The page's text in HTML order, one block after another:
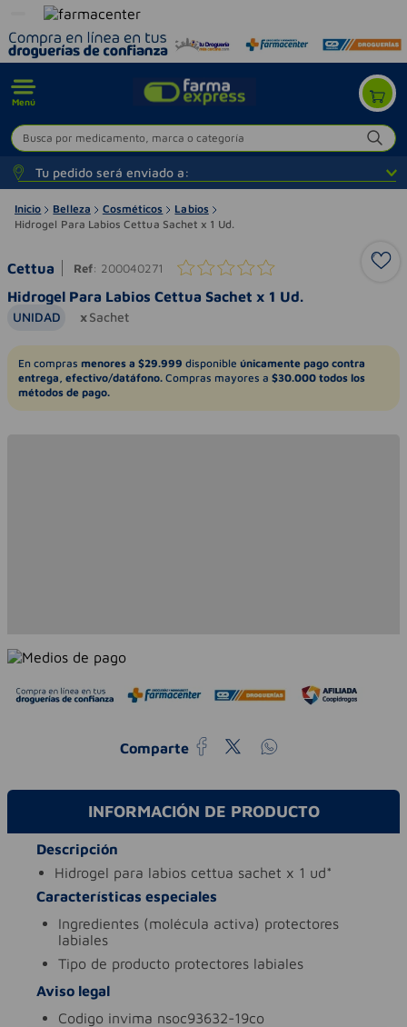
Menú
Busca por medicamento, marca o categoría
Tu pedido será enviado a:
Inicio Belleza Cosméticos
Labios
Hidrogel Para Labios Cettua Sachet x 1 Ud.
Cettua Ref: 200040271
Hidrogel Para Labios Cettua Sachet x 1 Ud.
UNIDAD Sachet
En compras menores a $29.999 disponible únicamente pago contra
entrega, efectivo/datáfono. Compras mayores a $30.000 todos los
métodos de pago.
Comparte
INFORMACIÓN DE PRODUCTO
Descripción
hidrogel para labios cettua sachet x 1 ud*
Características especiales
ingredientes (molécula activa) protectores
labiales
tipo de producto protectores labiales
Aviso legal
codigo invima nsoc93632-19co